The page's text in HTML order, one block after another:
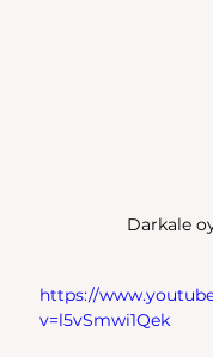
Darkale
https://
v=l5vSmwi1Qek